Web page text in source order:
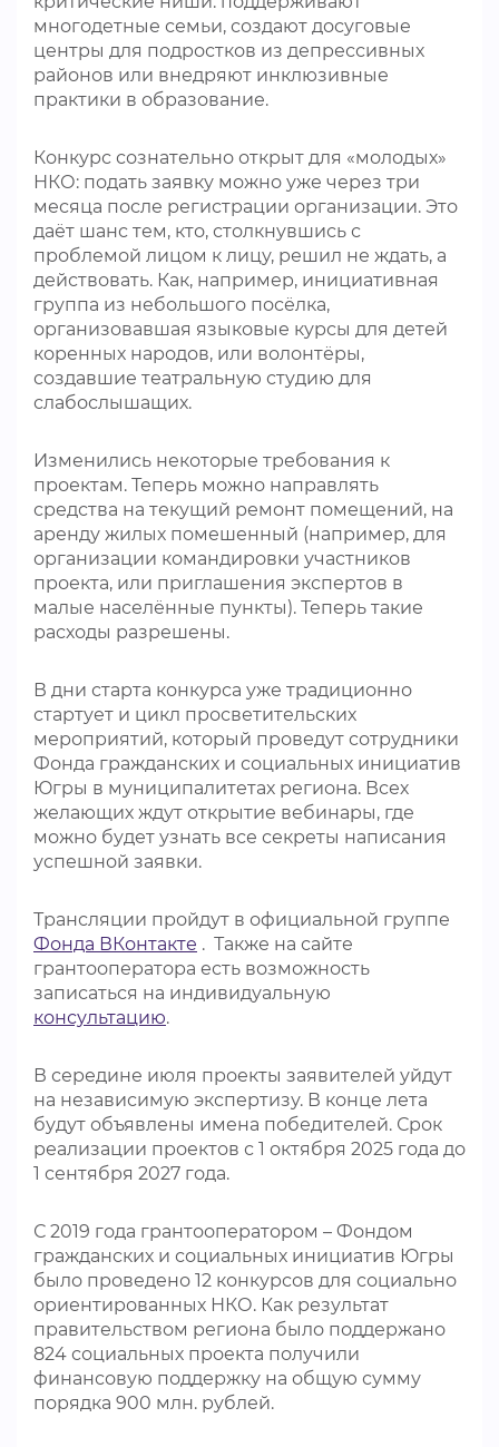
многодетные семьи, создают досуговые
центры для подростков из депрессивных
районов или внедряют инклюзивные
практики в образование.
Конкурс сознательно открыт для «молодых»
НКО: подать заявку можно уже через три
месяца после регистрации организации. Это
даёт шанс тем, кто, столкнувшись с
проблемой лицом к лицу, решил не ждать, а
действовать. Как, например, инициативная
группа из небольшого посёлка,
организовавшая языковые курсы для детей
коренных народов, или волонтёры,
создавшие театральную студию для
слабослышащих.
Изменились некоторые требования к
проектам. Теперь можно направлять
средства на текущий ремонт помещений, на
аренду жилых помешенный (например, для
организации командировки участников
проекта, или приглашения экспертов в
малые населённые пункты). Теперь такие
расходы разрешены.
В дни старта конкурса уже традиционно
стартует и цикл просветительских
мероприятий, который проведут сотрудники
Фонда гражданских и социальных инициатив
Югры в муниципалитетах региона. Всех
желающих ждут открытие вебинары, где
можно будет узнать все секреты написания
успешной заявки.
Трансляции пройдут в официальной группе
Фонда ВКонтакте . Также на сайте
грантооператора есть возможность
записаться на индивидуальную
консультацию.
В середине июля проекты заявителей уйдут
на независимую экспертизу. В конце лета
будут объявлены имена победителей. Срок
реализации проектов с 1 октября 2025 года до
1 сентября 2027 года.
С 2019 года грантооператором – Фондом
гражданских и социальных инициатив Югры
было проведено 12 конкурсов для социально
ориентированных НКО. Как результат
правительством региона было поддержано
824 социальных проекта получили
финансовую поддержку на общую сумму
порядка 900 млн. рублей.